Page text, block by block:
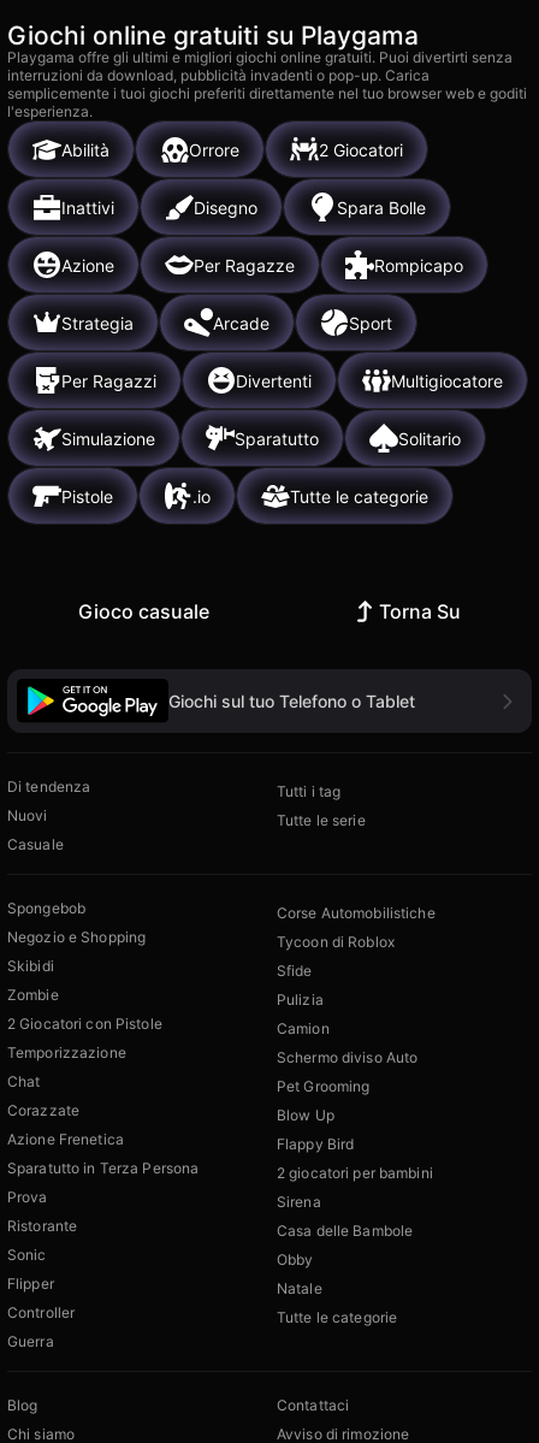
Giochi online gratuiti su Playgama
Playgama offre gli ultimi e migliori giochi online gratuiti. Puoi divertirti senza
interruzioni da download, pubblicità invadenti o pop-up. Carica
semplicemente i tuoi giochi preferiti direttamente nel tuo browser web e goditi
l'esperienza.
Abilità Orrore 2 Giocatori
Inattivi Disegno Spara Bolle
Azione Per Ragazze Rompicapo
Strategia Arcade Sport
Per Ragazzi Divertenti Multigiocatore
Simulazione Sparatutto Solitario
Pistole .io Tutte le categorie
Gioco casuale Torna Su
Giochi sul tuo Telefono o Tablet
Di tendenza
Nuovi
Casuale
Tutti i tag
Tutte le serie
Spongebob
Negozio e Shopping
Skibidi
Zombie
2 Giocatori con Pistole
Temporizzazione
Chat
Corazzate
Azione Frenetica
Sparatutto in Terza Persona
Prova
Ristorante
Sonic
Flipper
Controller
Guerra
Corse Automobilistiche
Tycoon di Roblox
Sfide
Pulizia
Camion
Schermo diviso Auto
Pet Grooming
Blow Up
Flappy Bird
2 giocatori per bambini
Sirena
Casa delle Bambole
Obby
Natale
Tutte le categorie
Blog
Chi siamo
Contattaci
Avviso di rimozione